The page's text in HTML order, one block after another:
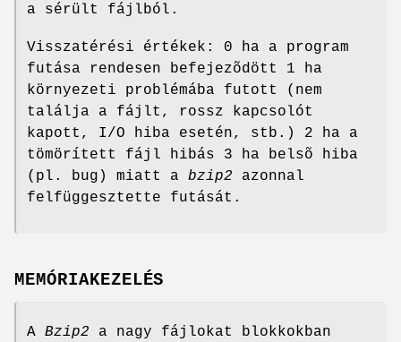
a sérült fájlból.
Visszatérési értékek: 0 ha a program
futása rendesen befejezõdött 1 ha
környezeti problémába futott (nem
találja a fájlt, rossz kapcsolót
kapott, I/O hiba esetén, stb.) 2 ha a
tömörített fájl hibás 3 ha belsõ hiba
(pl. bug) miatt a bzip2 azonnal
felfüggesztette futását.
MEMÓRIAKEZELÉS
A Bzip2 a nagy fájlokat blokkokban